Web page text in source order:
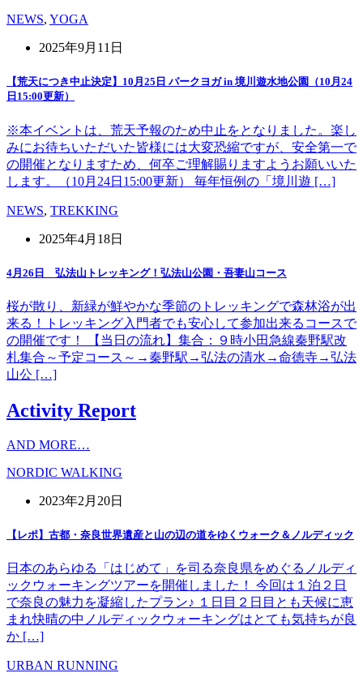
NEWS, YOGA
2025年9月11日
【荒天につき中止決定】10月25日 パークヨガ in 境川遊水地公園（10月24
日15:00更新）
※本イベントは、荒天予報のため中止をとなりました。楽し
みにお待ちいただいた皆様には大変恐縮ですが、安全第一で
の開催となりますため、何卒ご理解賜りますようお願いいた
します。（10月24日15:00更新） 毎年恒例の「境川遊 […]
NEWS, TREKKING
2025年4月18日
4月26日 弘法山トレッキング！弘法山公園・吾妻山コース
桜が散り、新緑が鮮やかな季節のトレッキングで森林浴が出
来る！トレッキング入門者でも安心して参加出来るコースで
の開催です！ 【当日の流れ】集合：９時小田急線秦野駅改
札集合～予定コース～→秦野駅→弘法の清水→命徳寺→弘法
山公 […]
Activity Report
AND MORE…
NORDIC WALKING
2023年2月20日
【レポ】古都・奈良世界遺産と山の辺の道をゆくウォーク＆ノルディック
日本のあらゆる「はじめて」を司る奈良県をめぐるノルディ
ックウォーキングツアーを開催しました！ 今回は１泊２日
で奈良の魅力を凝縮したプラン♪ １日目２日目とも天候に恵
まれ快晴の中ノルディックウォーキングはとても気持ちが良
か […]
URBAN RUNNING